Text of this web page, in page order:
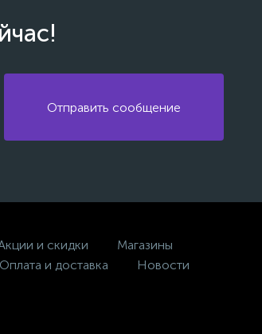
Отправить сообщение
и скидки
Магазины
Оплата и доставка
Новости